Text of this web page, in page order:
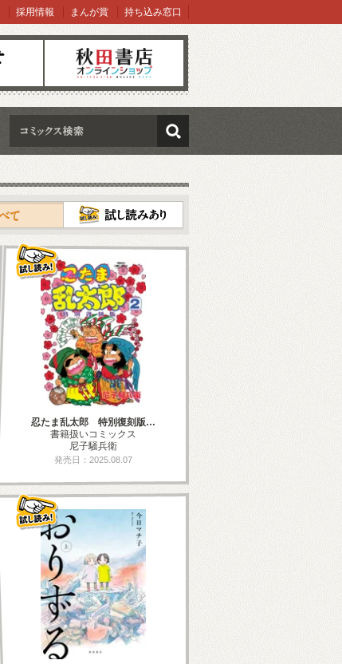
オンラインショップ
採用情報 まんが賞 持ち込み窓口
検索
忍たま乱太郎 特別復刻版…
書籍扱いコミックス
尼子騒兵衛
発売日：2025.08.07